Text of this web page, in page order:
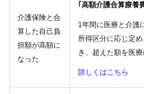
介護保険と合
算した自己負
担額が高額に
なった
｢高額介護合算療養
1年間に医療と介護
所得区分に応じ定
き、超えた額を医
詳しくはこちら